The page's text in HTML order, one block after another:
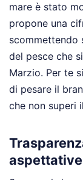
mare è stato
propone una
scommettendo
del pesce che
Marzio. Per te
di pesare il
che non superi
aspettative